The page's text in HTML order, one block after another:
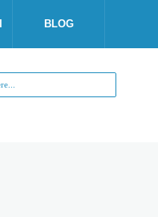
BLOG